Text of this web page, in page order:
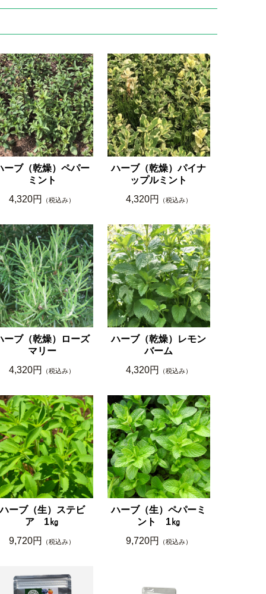
ーブ（乾燥）ペパー
ミント
4,320円
（税込み）
ハーブ（乾燥）パイナ
ップルミント
4,320円
（税込み）
ーブ（乾燥）ローズ
マリー
4,320円
（税込み）
ハーブ（乾燥）レモン
バーム
4,320円
（税込み）
ーブ（生）ステビ
ア 1㎏
9,720円
（税込み）
ハーブ（生）ペパーミ
ント 1㎏
9,720円
（税込み）